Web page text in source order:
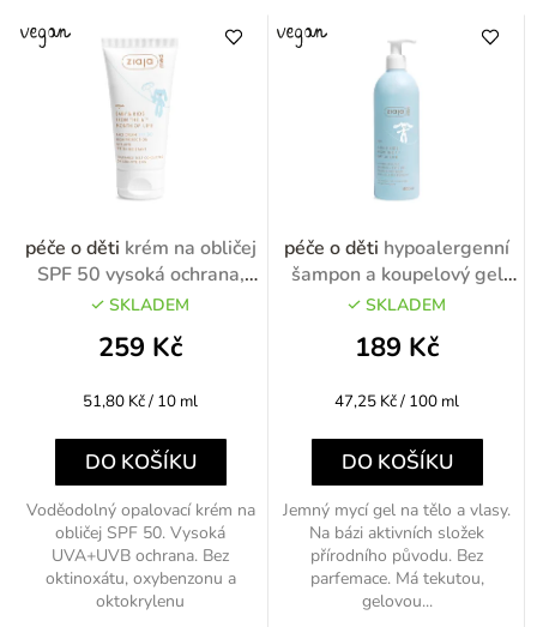
e
opéče o děti krém na obličej
SPF 50 vysoká ochrana,
voděodolný 50ml
SKLADEM
259 Kč
Měrná
51,80 Kč / 10 ml
DO KOŠÍKU
Voděodolný opalovací krém na
obličej SPF 50. Vysoká
UVA+UVB ochrana. Bez
oktinoxátu, oxybenzonu a
oktokrylenu
péče o děti hypoalergenní
šampon a koupelový gel
2v1 400ml
SKLADEM
189 Kč
Měrná
47,25 Kč / 100 ml
DO KOŠÍKU
Jemný mycí gel na tělo a vlasy.
Na bázi aktivních složek
přírodního původu. Bez
parfemace. Má tekutou,
gelovou...